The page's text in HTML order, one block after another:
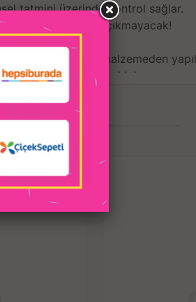
tatmini üzerinde kontrol sağlar.
izin verene kadar çıkmayacak!
polikarbonat malzemeden
ve dayanıklıdır.
gibi düşme ve paslanma olmaz.
uzun süreli rahat
yüzeyli,
bile gizli kullanım için mükemmeldir.
kabiliyeti için oyuk tasarımı
işlevsel açıklıklara sahip penis
tasarımlı,
mükemmel nefes alabilir